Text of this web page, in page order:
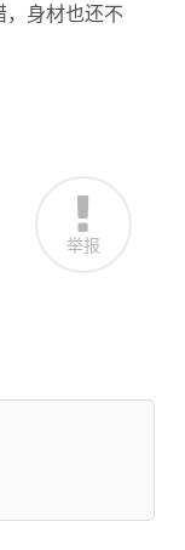
，身材也还不
举报